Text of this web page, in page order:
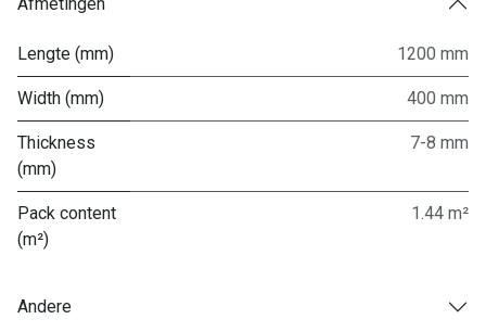
Lengte (mm) 1200 mm
Width (mm) 400 mm
Thickness
(mm)
7-8 mm
Pack content
(m²)
1.44 m²
Andere